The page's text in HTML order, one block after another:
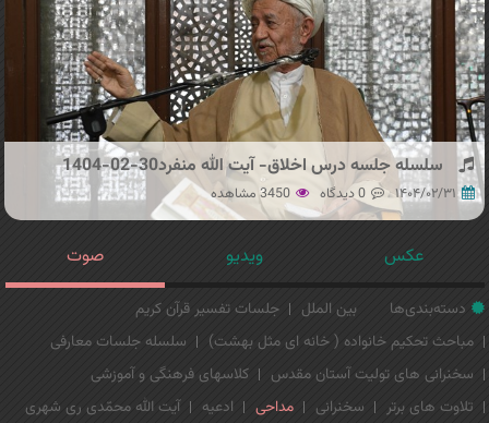
سلسله جلسه درس اخلاق- آیت الله منفرد30-02-1404
۱۴۰۴/۰۲/۳۱ 0 دیدگاه 3450 مشاهده
عکس ویدیو صوت
دسته‌بندی‌ها بین الملل
جلسات تفسیر قرآن کریم
مباحث تحکیم خانواده ( خانه ای مثل بهشت)
سلسله جلسات معارفی
سخنرانی های تولیت آستان مقدس
کلاسهای فرهنگی و آموزشی
تلاوت های برتر
سخنرانی مداحی ادعیه
آیت الله محمّدی ری شهری